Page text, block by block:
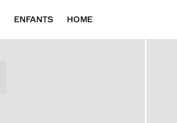
ENFANTS HOME